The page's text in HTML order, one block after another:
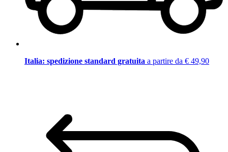
Italia: spedizione standard gratuita a partire da € 49,90